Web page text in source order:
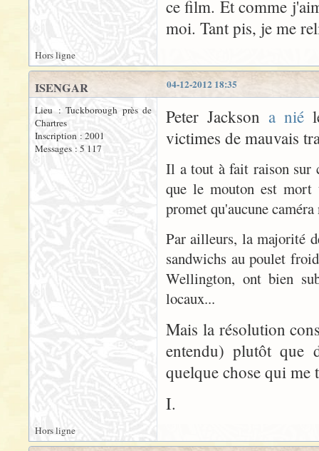
ce film. Et comme
moi. Tant pis, je me
Hors ligne
04-12-2012 18:35
ISENGAR
Lieu : Tuckborough près de
Chartres
Inscription : 2001
Messages : 5 117
Peter Jackson a nié
victimes de mauvais
Il a tout à fait raison sur
que le mouton est mort
promet qu'aucune
Par ailleurs, la majorité
sandwichs au poulet
Wellington, ont bien
locaux...
Mais la résolution
entendu) plutôt que
quelque chose qui me
I.
Hors ligne